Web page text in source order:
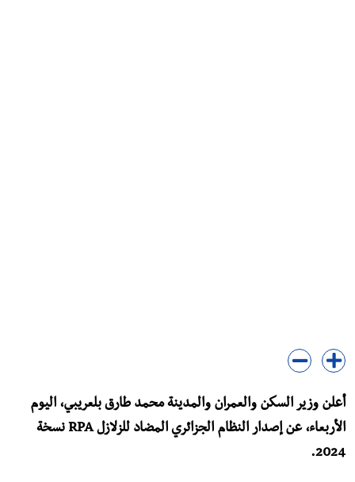
أعلن وزير السكن والعمران والمدينة محمد طارق بلعريبي، اليوم
الأربعاء، عن إصدار النظام الجزائري المضاد للزلازل RPA نسخة
2024.